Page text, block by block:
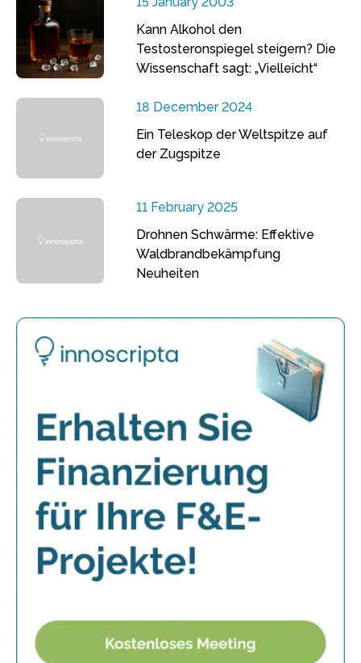
Kann Alkohol den
Testosteronspiegel steigern? Die
Wissenschaft sagt: „Vielleicht“
18 December 2024
Ein Teleskop der Weltspitze auf
der Zugspitze
11 February 2025
Drohnen Schwärme: Effektive
Waldbrandbekämpfung
Neuheiten